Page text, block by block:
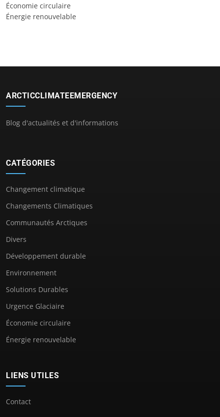
Économie circulaire
Énergie renouvelable
ARCTICCLIMATEEMERGENCY
Blog d'actualités et d'informations
CATÉGORIES
Changement climatique
Changements Climatiques
Communautés Arctiques
Divers
Développement durable
Environnement
Solutions Durables
Urgence Glaciaire
Économie circulaire
Énergie renouvelable
LIENS UTILES
Contact